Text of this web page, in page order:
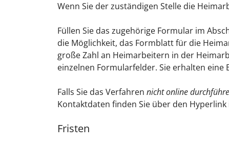
Wenn Sie der zuständigen Stelle die
Füllen Sie das zugehörige Formular im
die Möglichkeit, das Formblatt für die
große Zahl an Heimarbeitern in der
einzelnen Formularfelder. Sie erhalten
Falls Sie das Verfahren nicht online
Kontaktdaten finden Sie über den
Fristen